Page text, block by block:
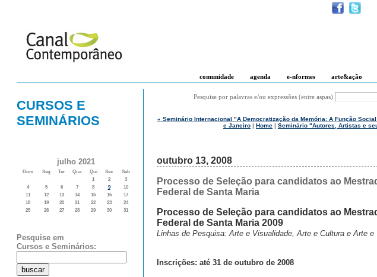
comunidade agenda e-nformes arte&ação
CURSOS E
SEMINÁRIOS
julho 2021
Dom Seg Ter Qua Qui Sex
Sab
1
2
3
4
5 6 7 8 9
10
11
12 13 14 15 16
17
18
19 20 21 22 23
24
25
26 27 28 29 30 31
Pesquise em
Cursos e Seminários:
Pesquise por palavras e/ou expressões (entre aspas)
« Seminário Internacional "A Democratização da Memória: A Função
e Janeiro | Home | Seminário "Autores, Artistas e
outubro 13, 2008
Processo de Seleção para candidatos ao
Federal de Santa Maria
Processo de Seleção para candidatos ao
Federal de Santa Maria 2009
Linhas de Pesquisa: Arte e Visualidade, Arte e Cultura e Arte e
Inscrições: até 31 de outubro de 2008